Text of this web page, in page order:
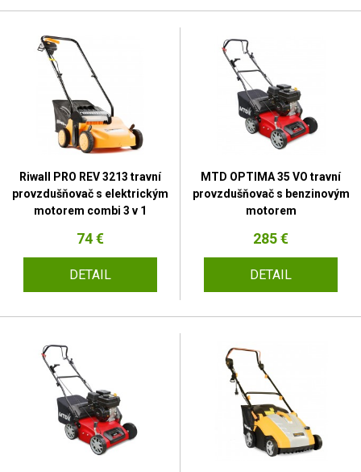
Riwall PRO REV 3213 travní
provzdušňovač s elektrickým
motorem combi 3 v 1
74 €
DETAIL
MTD OPTIMA 35 VO travní
provzdušňovač s benzinovým
motorem
285 €
DETAIL